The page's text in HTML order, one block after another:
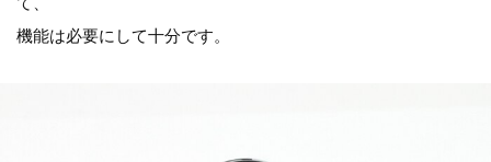
機能は必要にして十分です。